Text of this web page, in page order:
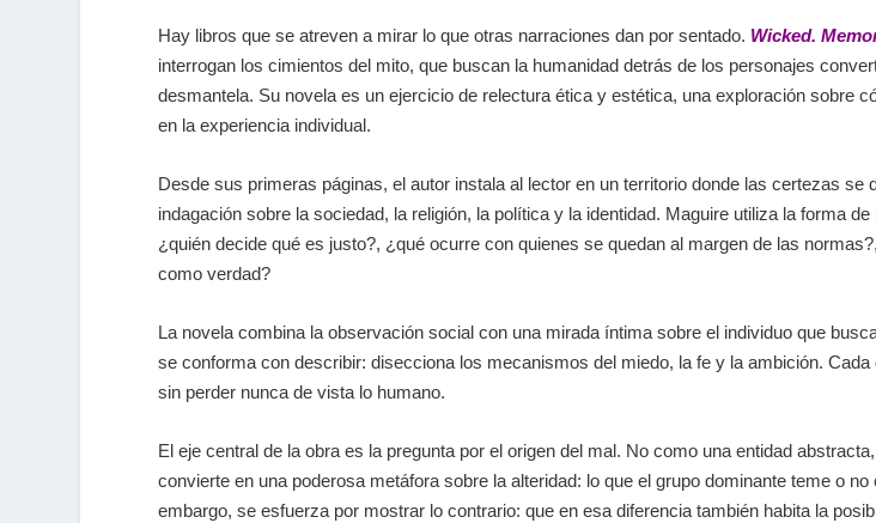
Hay libros que se atreven a mirar lo que otras narraciones dan por sentado. Wicked.
interrogan los cimientos del mito, que buscan la humanidad detrás de los personajes
desmantela. Su novela es un ejercicio de relectura ética y estética, una exploración sobre
en la experiencia individual.
Desde sus primeras páginas, el autor instala al lector en un territorio donde las certezas
indagación sobre la sociedad, la religión, la política y la identidad. Maguire utiliza la forma
¿quién decide qué es justo?, ¿qué ocurre con quienes se quedan al margen de las
como verdad?
La novela combina la observación social con una mirada íntima sobre el individuo que
se conforma con describir: disecciona los mecanismos del miedo, la fe y la ambición.
sin perder nunca de vista lo humano.
El eje central de la obra es la pregunta por el origen del mal. No como una entidad
convierte en una poderosa metáfora sobre la alteridad: lo que el grupo dominante teme o
embargo, se esfuerza por mostrar lo contrario: que en esa diferencia también habita la